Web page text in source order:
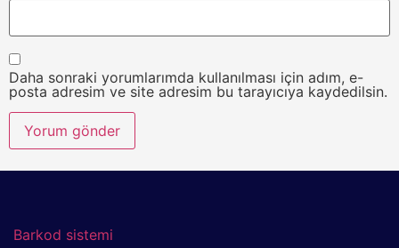
Daha sonraki yorumlarımda kullanılması için adım, e-
posta adresim ve site adresim bu tarayıcıya kaydedilsin.
Barkod sistemi